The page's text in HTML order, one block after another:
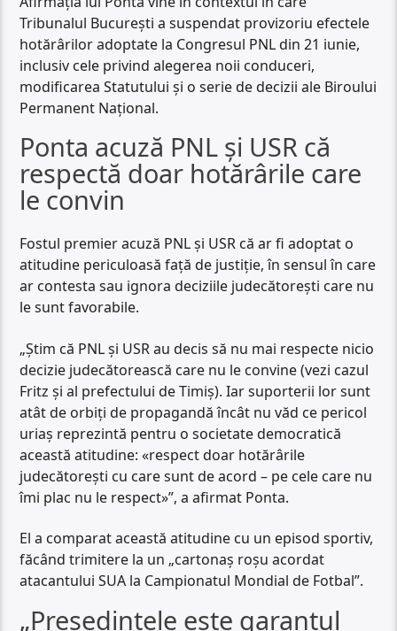
Tribunalul București a suspendat provizoriu efectele
hotărârilor adoptate la Congresul PNL din 21 iunie,
inclusiv cele privind alegerea noii conduceri,
modificarea Statutului și o serie de decizii ale Biroului
Permanent Național.
Ponta acuză PNL și USR că
respectă doar hotărârile care
le convin
Fostul premier acuză PNL și USR că ar fi adoptat o
atitudine periculoasă față de justiție, în sensul în care
ar contesta sau ignora deciziile judecătorești care nu
le sunt favorabile.
„Știm că PNL și USR au decis să nu mai respecte nicio
decizie judecătorească care nu le convine (vezi cazul
Fritz și al prefectului de Timiș). Iar suporterii lor sunt
atât de orbiți de propagandă încât nu văd ce pericol
uriaș reprezintă pentru o societate democratică
această atitudine: «respect doar hotărârile
judecătorești cu care sunt de acord – pe cele care nu
îmi plac nu le respect»”, a afirmat Ponta.
El a comparat această atitudine cu un episod sportiv,
făcând trimitere la un „cartonaș roșu acordat
atacantului SUA la Campionatul Mondial de Fotbal”.
„Președintele este garantul